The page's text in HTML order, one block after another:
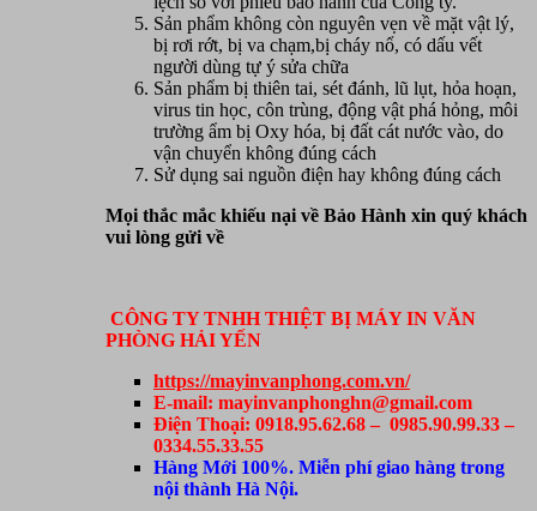
Sản phẩm không còn nguyên vẹn về mặt vật lý,
bị rơi rớt, bị va chạm,bị cháy nổ, có dấu vết
người dùng tự ý sửa chữa
Sản phẩm bị thiên tai, sét đánh, lũ lụt, hỏa hoạn,
virus tin học, côn trùng, động vật phá hỏng, môi
trường ẩm bị Oxy hóa, bị đất cát nước vào, do
vận chuyển không đúng cách
Sử dụng sai nguồn điện hay không đúng cách
Mọi thắc mắc khiếu nại về Bảo Hành xin quý khách
vui lòng gửi về
CÔNG TY TNHH THIỆT BỊ MÁY IN VĂN
PHÒNG HẢI YẾN
https://mayinvanphong.com.vn/
E-mail: mayinvanphonghn@gmail.com
Điện Thoại: 0918.95.62.68 – 0985.90.99.33 –
0334.55.33.55
Hàng Mới 100%. Miễn phí giao hàng trong
nội thành Hà Nội.